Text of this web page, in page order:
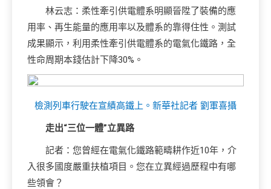
林云志：柔性牽引供電體系明顯晉陞了裝備的應
用率、再生能量的應用率以及體系的靠得住性。測試
成果顯示，利用柔性牽引供電體系的電氣化鐵路，全
性命周期本錢估計下降30%。
檢測列車行駛在宣績高鐵上。新華社記者 劉軍喜攝
走出“三位一體”立異路
記者：您曾經在電氣化鐵路範疇耕作近10年，介
入很多國度嚴重扶植項目。您在立異經過歷程中有哪
些領會？